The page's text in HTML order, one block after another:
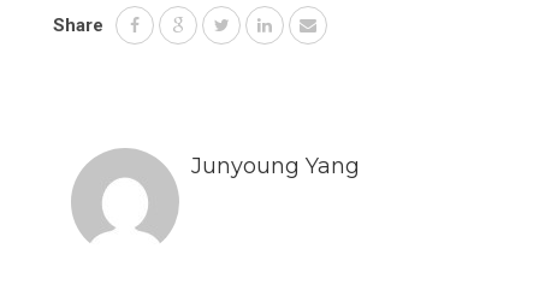
Share
Junyoung Yang